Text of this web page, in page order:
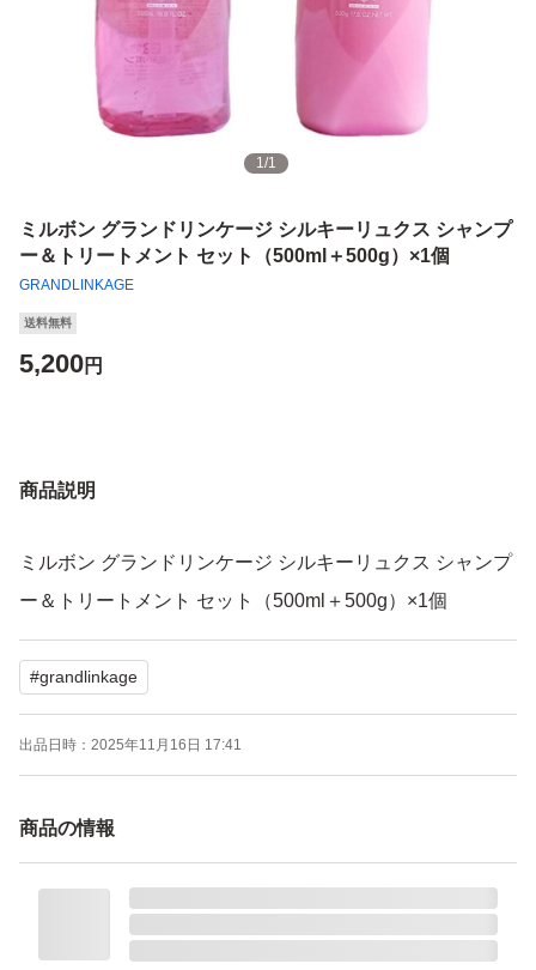
1/1
ミルボン グランドリンケージ シルキーリュクス シャンプ
ー＆トリートメント セット（500ml＋500g）×1個
GRANDLINKAGE
送料無料
5,200円
商品説明
ミルボン グランドリンケージ シルキーリュクス シャンプ
ー＆トリートメント セット（500ml＋500g）×1個
#grandlinkage
出品日時： 2025年11月16日 17:41
商品の情報